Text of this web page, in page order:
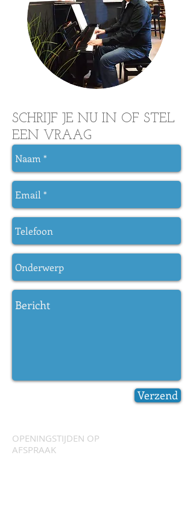
SCHRIJF JE NU IN OF STEL
EEN VRAAG
Verzend
OPENINGSTIJDEN OP
AFSPRAAK